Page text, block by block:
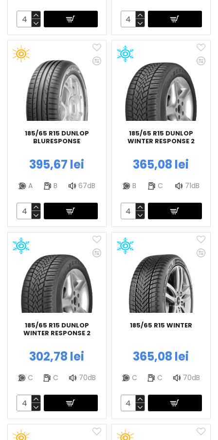
185/65 R15 DUNLOP
BLURESPONSE
395,67 lei
A B 67dB
185/65 R15 DUNLOP
WINTER RESPONSE 2
365,08 lei
B C 71dB
185/65 R15 DUNLOP
WINTER RESPONSE 2
302,78 lei
C C 70dB
185/65 R15 WINTER
365,08 lei
C C 70dB